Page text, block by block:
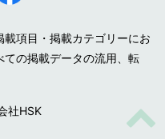
項目・掲載カテゴリーにお
の掲載データの流用、転
社HSK